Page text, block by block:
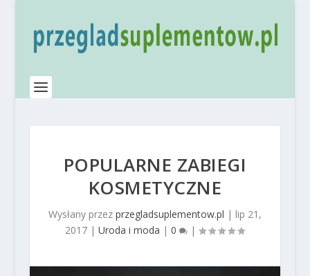
POPULARNE ZABIEGI
KOSMETYCZNE
Wysłany przez przegladsuplementow.pl | lip 21,
2017 |Uroda i moda |0 |